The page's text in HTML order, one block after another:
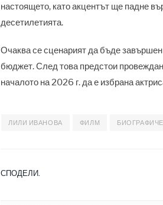
настоящето, като акцентът ще падне
десетилетията.
Очаква се сценарият да бъде
бюджет. След това предстои
началото на 2026 г. да е избрана
ЛИЛИ ИВАНОВА ФИЛМ
СПОДЕЛИ.